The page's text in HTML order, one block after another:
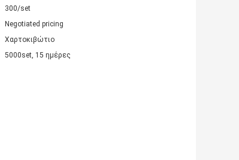
300/set
Negotiated pricing
Χαρτοκιβώτιο
5000set, 15 ημέρες